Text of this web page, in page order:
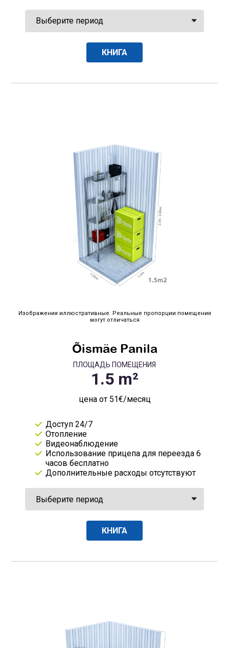
КНИГА
Изображения иллюстративные. Реальные пропорции помещения
могут отличаться
Õismäe Panila
ПЛОЩАДЬ ПОМЕЩЕНИЯ
цена от 51€/месяц
Доступ 24/7
Отопление
Видеонаблюдение
Использование прицепа для переезда 6
часов бесплатно
Дополнительные расходы отсутствуют
КНИГА